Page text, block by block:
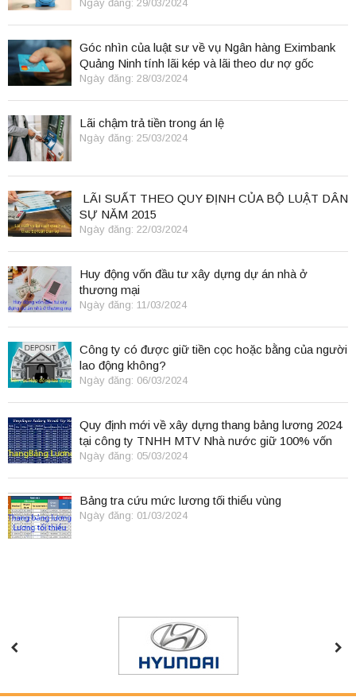
Ngày đăng: 29/03/2024
Góc nhìn của luật sư về vụ Ngân hàng Eximbank
Quảng Ninh tính lãi kép và lãi theo dư nợ gốc
Ngày đăng: 28/03/2024
Lãi chậm trả tiền trong án lệ
Ngày đăng: 25/03/2024
LÃI SUẤT THEO QUY ĐỊNH CỦA BỘ LUẬT DÂN
SỰ NĂM 2015
Ngày đăng: 22/03/2024
Huy động vốn đầu tư xây dựng dự án nhà ở
thương mại
Ngày đăng: 11/03/2024
Công ty có được giữ tiền cọc hoặc bằng của người
lao động không?
Ngày đăng: 06/03/2024
Quy định mới về xây dựng thang bảng lương 2024
tại công ty TNHH MTV Nhà nước giữ 100% vốn
điều lệ
Ngày đăng: 05/03/2024
Bảng tra cứu mức lương tối thiểu vùng
Ngày đăng: 01/03/2024